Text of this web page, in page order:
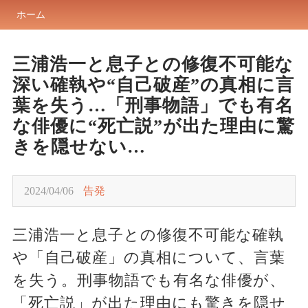
ホーム
三浦浩一と息子との修復不可能な
深い確執や“自己破産”の真相に言
葉を失う…「刑事物語」でも有名
な俳優に“死亡説”が出た理由に驚
きを隠せない…
2024/04/06 告発
三浦浩一と息子との修復不可能な確執
や「自己破産」の真相について、言葉
を失う。刑事物語でも有名な俳優が、
「死亡説」が出た理由にも驚きを隠せ